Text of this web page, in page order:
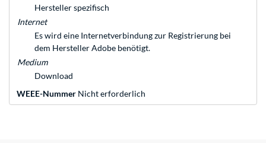
Hersteller spezifisch
Internet
Es wird eine Internetverbindung zur Registrierung bei
dem Hersteller Adobe benötigt.
Medium
Download
WEEE-Nummer Nicht erforderlich